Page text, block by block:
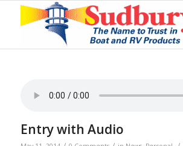
Entry with Audio